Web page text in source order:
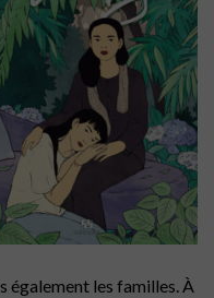
également les familles. À